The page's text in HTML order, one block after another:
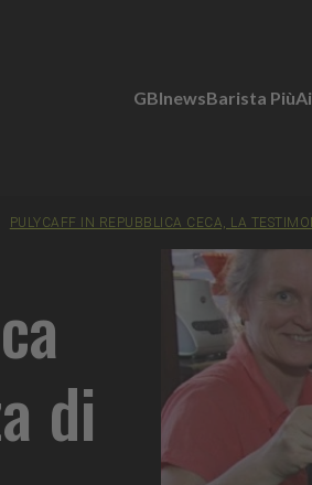
GBInewsBarista Più
PULYCAFF IN REPUBBLICA CECA, LA
di